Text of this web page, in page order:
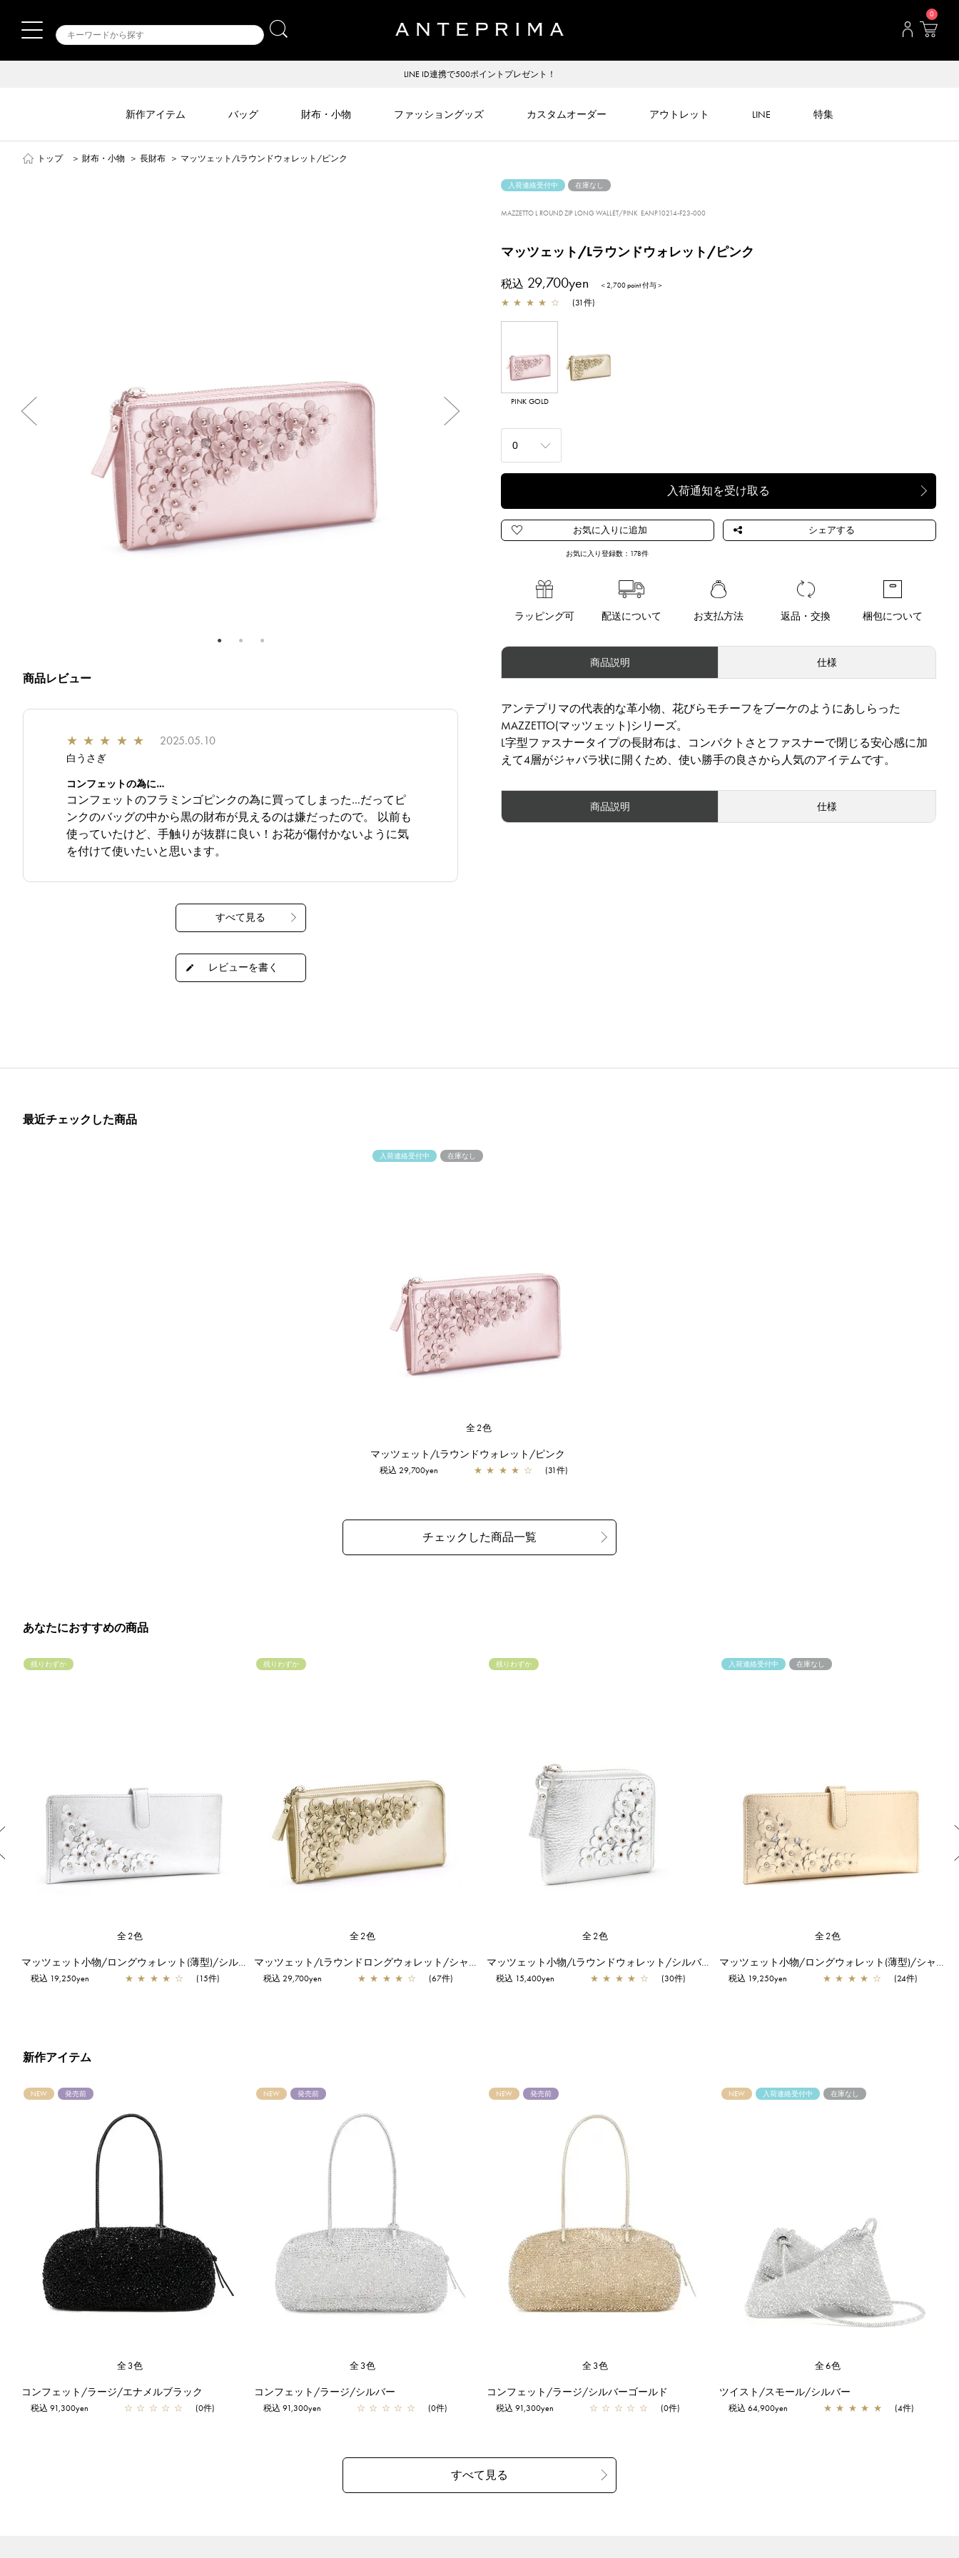
0
LINE ID連携で500ポイントプレゼント！
新作アイテム バッグ 財布・小物 ファッショングッズ カスタムオーダー アウトレット LINE 特集
トップ ＞ 財布・小物 ＞ 長財布 ＞ マッツェット/Lラウンドウォレット/ピンク
商品レビュー
★ ★ ★ ★ ★ 2025.05.10
白うさぎ
コンフェットの為に…
コンフェットのフラミンゴピンクの為に買ってしまった…だってピ
ンクのバッグの中から黒の財布が見えるのは嫌だったので。 以前も
使っていたけど、手触りが抜群に良い！お花が傷付かないように気
を付けて使いたいと思います。
入荷連絡受付中 在庫なし
MAZZETTO L ROUND ZIP LONG WALLET/PINK EANP10214-F23-000
マッツェット/Lラウンドウォレット/ピンク
税込 29,700yen ＜2,700 point 付与＞
★ ★ ★ ★ ☆ (31件)
PINK GOLD
お気に入り登録数： 178件
ラッピング可 配送について お支払方法 返品・交換 梱包について
商品説明 仕様
アンテプリマの代表的な革小物、花びらモチーフをブーケのようにあしらった
MAZZETTO(マッツェット)シリーズ。
L字型ファスナータイプの長財布は、コンパクトさとファスナーで閉じる安心感に加
えて4層がジャバラ状に開くため、使い勝手の良さから人気のアイテムです。
商品説明 仕様
最近チェックした商品
入荷連絡受付中 在庫なし
全2色
マッツェット/Lラウンドウォレット/ピンク
税込 29,700yen ★ ★ ★ ★ ☆ (31件)
あなたにおすすめの商品
残りわずか
全2色
マッツェット小物/ロングウォレット(薄型)/シルバー
税込 19,250yen ★ ★ ★ ★ ☆ (15件)
残りわずか
全2色
マッツェット/Lラウンドロングウォレット/シャンパン
税込 29,700yen ★ ★ ★ ★ ☆ (67件)
残りわずか
全2色
マッツェット小物/Lラウンドウォレット/シルバー
税込 15,400yen ★ ★ ★ ★ ☆ (30件)
入荷連絡受付中 在庫なし
全2色
マッツェット小物/ロングウォレット(薄型)/シャンパンゴールド
税込 19,250yen ★ ★ ★ ★ ☆ (24件)
新作アイテム
NEW 発売前
全3色
コンフェット/ラージ/エナメルブラック
税込 91,300yen ☆ ☆ ☆ ☆ ☆ (0件)
NEW 発売前
全3色
コンフェット/ラージ/シルバー
税込 91,300yen ☆ ☆ ☆ ☆ ☆ (0件)
NEW 発売前
全3色
コンフェット/ラージ/シルバーゴールド
税込 91,300yen ☆ ☆ ☆ ☆ ☆ (0件)
NEW 入荷連絡受付中 在庫なし
全6色
ツイスト/スモール/シルバー
税込 64,900yen ★ ★ ★ ★ ★ (4件)